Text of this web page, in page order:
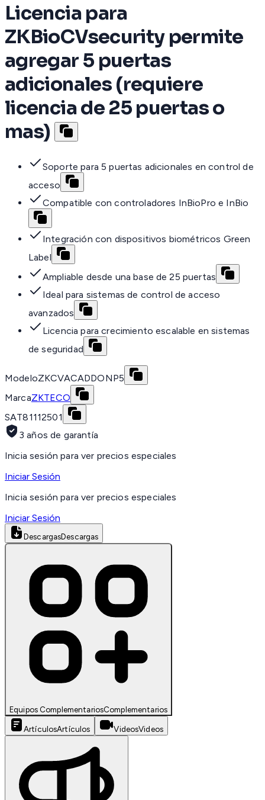
Licencia para
ZKBioCVsecurity permite
agregar 5 puertas
adicionales (requiere
licencia de 25 puertas o
mas)
Soporte para 5 puertas adicionales en control de
acceso
Compatible con controladores InBioPro e InBio
Integración con dispositivos biométricos Green
Label
Ampliable desde una base de 25 puertas
Ideal para sistemas de control de acceso
avanzados
Licencia para crecimiento escalable en sistemas
de seguridad
ModeloZKCVACADDONP5
MarcaZKTECO
SAT81112501
3 años de garantía
Inicia sesión para ver precios especiales
Iniciar Sesión
Inicia sesión para ver precios especiales
Iniciar Sesión
DescargasDescargas
Equipos ComplementariosComplementarios
ArtículosArtículos VideosVideos